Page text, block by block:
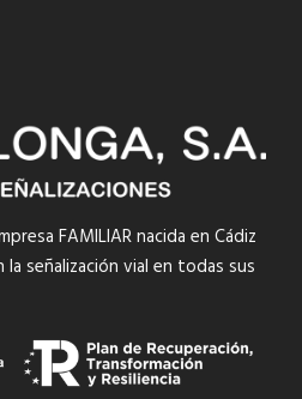
FAMILIAR nacida en Cádiz
la señalización vial en todas sus